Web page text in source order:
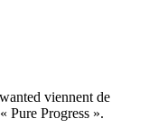
viennent de
Pure Progress ».